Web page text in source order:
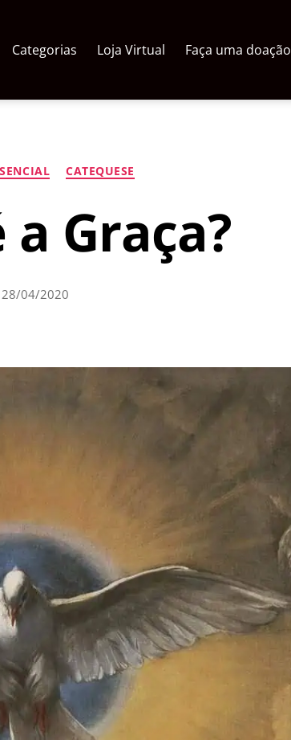
Categorias Loja Virtual Faça uma doação
CategoriasCATEQUESE
Graça?
28/04/2020